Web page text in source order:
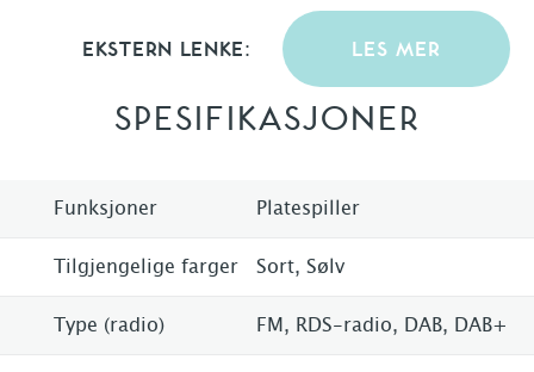
EKSTERN LENKE: LES MER
SPESIFIKASJONER
Funksjoner Platespiller
Tilgjengelige farger Sort, Sølv
Type (radio) FM, RDS-radio, DAB, DAB+